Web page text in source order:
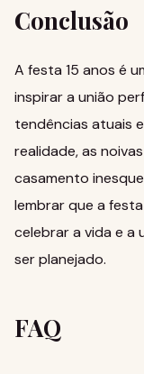
Conclusão
A festa 15 anos é
inspirar a união
tendências atuais
realidade, as
casamento
lembrar que a
celebrar a vida e a
ser planejado.
FAQ